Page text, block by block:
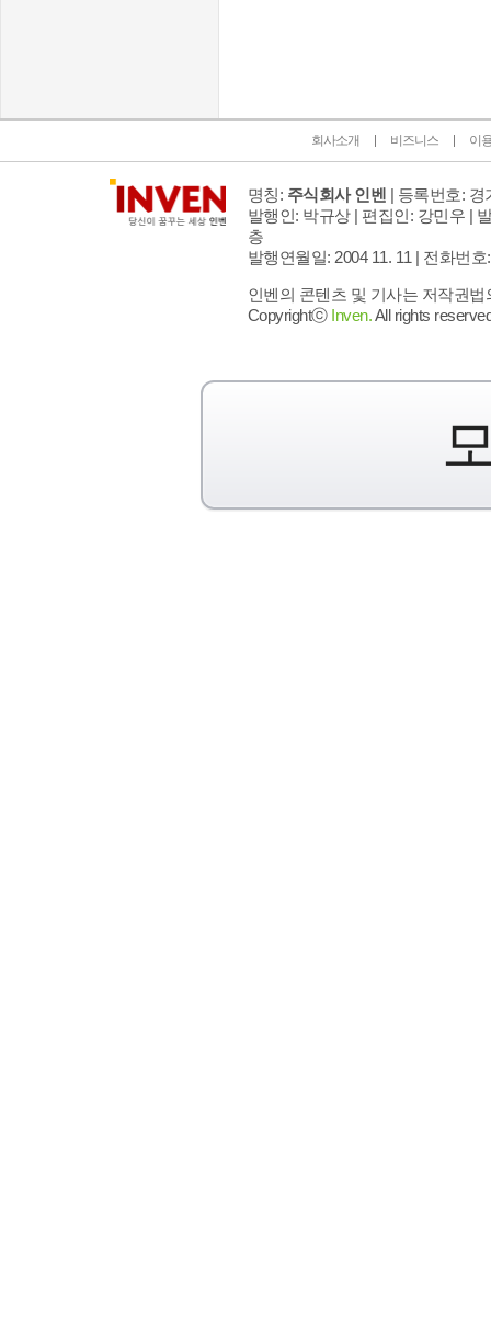
회사소개 비즈니스 이
명칭: 주식회사 인벤 | 등록번호: 경
발행인: 박규상 | 편집인: 강민우 |
층
발행연월일: 2004 11. 11 | 전화번호
인벤의 콘텐츠 및 기사는 저작권
Copyrightⓒ Inven.All rights